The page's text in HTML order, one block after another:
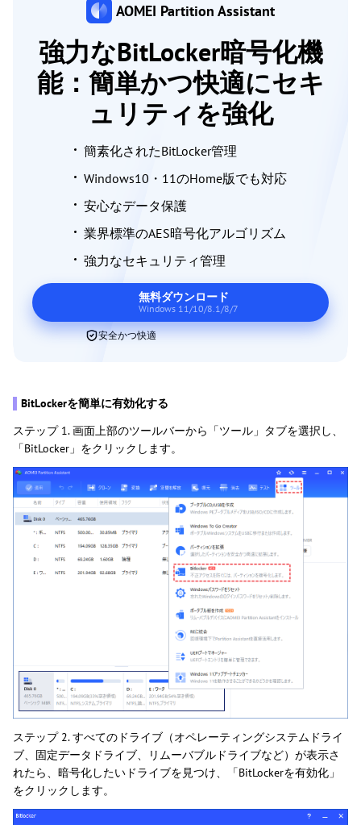
AOMEI Partition Assistant
強力なBitLocker暗号化機
能：簡単かつ快適にセキ
ュリティを強化
簡素化されたBitLocker管理
Windows10・11のHome版でも対応
安心なデータ保護
業界標準のAES暗号化アルゴリズム
強力なセキュリティ管理
無料ダウンロード
Windows 11/10/8.1/8/7
安全かつ快適
BitLockerを簡単に有効化する
ステップ 1. 画面上部のツールバーから「ツール」タブを選択し、
「BitLocker」をクリックします。
ステップ 2. すべてのドライブ（オペレーティングシステムドライ
ブ、固定データドライブ、リムーバブルドライブなど）が表示さ
れたら、暗号化したいドライブを見つけ、「BitLockerを有効化」
をクリックします。